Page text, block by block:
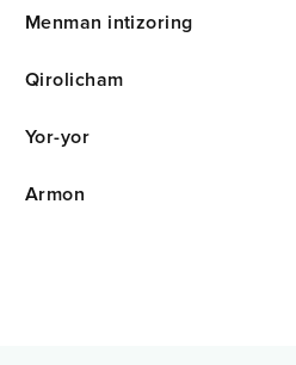
Menman intizoring
Qirolicham
Yor-yor
Armon